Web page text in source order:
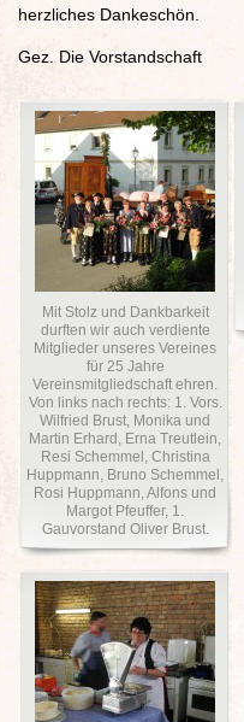
herzliches Dankeschön.
Gez. Die Vorstandschaft
Mit Stolz und Dankbarkeit
durften wir auch verdiente
Mitglieder unseres Vereines
für 25 Jahre
Vereinsmitgliedschaft ehren.
Von links nach rechts: 1. Vors.
Wilfried Brust, Monika und
Martin Erhard, Erna Treutlein,
Resi Schemmel, Christina
Huppmann, Bruno Schemmel,
Rosi Huppmann, Alfons und
Margot Pfeuffer, 1.
Gauvorstand Oliver Brust.